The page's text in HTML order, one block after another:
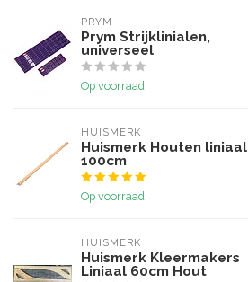
PRYM
Prym Strijklinialen,
universeel
Op voorraad
HUISMERK
Huismerk Houten liniaal
100cm
Op voorraad
HUISMERK
Huismerk Kleermakers
Liniaal 60cm Hout